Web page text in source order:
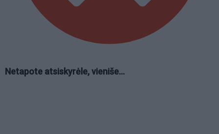
Netapote atsiskyrėle, vieniše...